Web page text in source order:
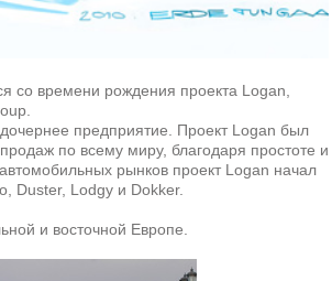
со времени рождения проекта Logan,
предприятие. Проект Logan был
по всему миру, благодаря простоте и
рынков проект Logan начал
Duster, Lodgy и Dokker.
и восточной Европе.